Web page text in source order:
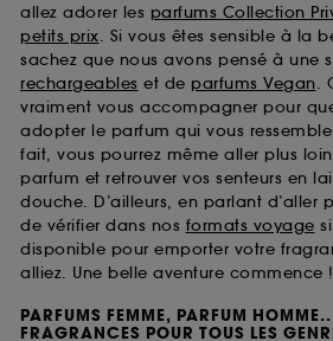
allez adorer les parfums Collection
petits prix. Si vous êtes sensible à la
sachez que nous avons pensé à une
rechargeables et de parfums Vegan.
vraiment vous accompagner pour
adopter le parfum qui vous
fait, vous pourrez même aller plus
parfum et retrouver vos senteurs en
douche. D’ailleurs, en parlant d’aller
de vérifier dans nos formats voyage
disponible pour emporter votre
alliez. Une belle aventure commence !
PARFUMS FEMME, PARFUM
FRAGRANCES POUR TOUS LES